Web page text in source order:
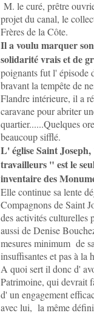
M. le curé, prêtre
projet du canal, le
Frères de la Côte.
Il a voulu marquer
solidarité vrais et de
poignants fut l' épisode
bravant la tempête de
Flandre intérieure, il a
caravane pour abriter
quartier......Quelques
beaucoup sifflé.
L' église Saint
travailleurs " est le
inventaire des
Elle continue sa lente
Compagnons de Saint
des activités culturelles
aussi de Denise
mesures minimum de
insuffisantes et pas à la
A quoi sert il donc d'
Patrimoine, qui devrait
d' un engagement
avec lui, la même